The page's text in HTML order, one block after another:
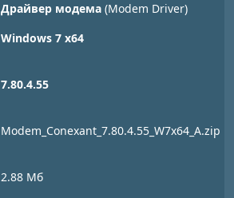
Драйвер модема (Modem Driver)
Windows 7 x64
7.80.4.55
Modem_Conexant_7.80.4.55_W7x64_A.zip
2.88 Мб